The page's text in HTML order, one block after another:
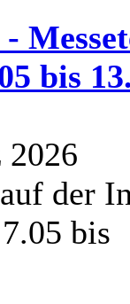
bis
2026
der
bis